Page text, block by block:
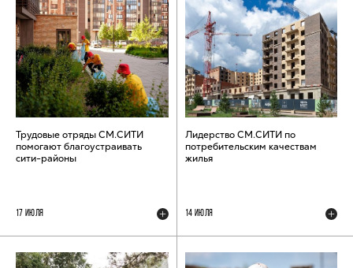
Трудовые отряды СМ.СИТИ
помогают благоустраивать
сити-районы
17 ИЮЛЯ
Лидерство СМ.СИТИ по
потребительским качествам
жилья
14 ИЮЛЯ